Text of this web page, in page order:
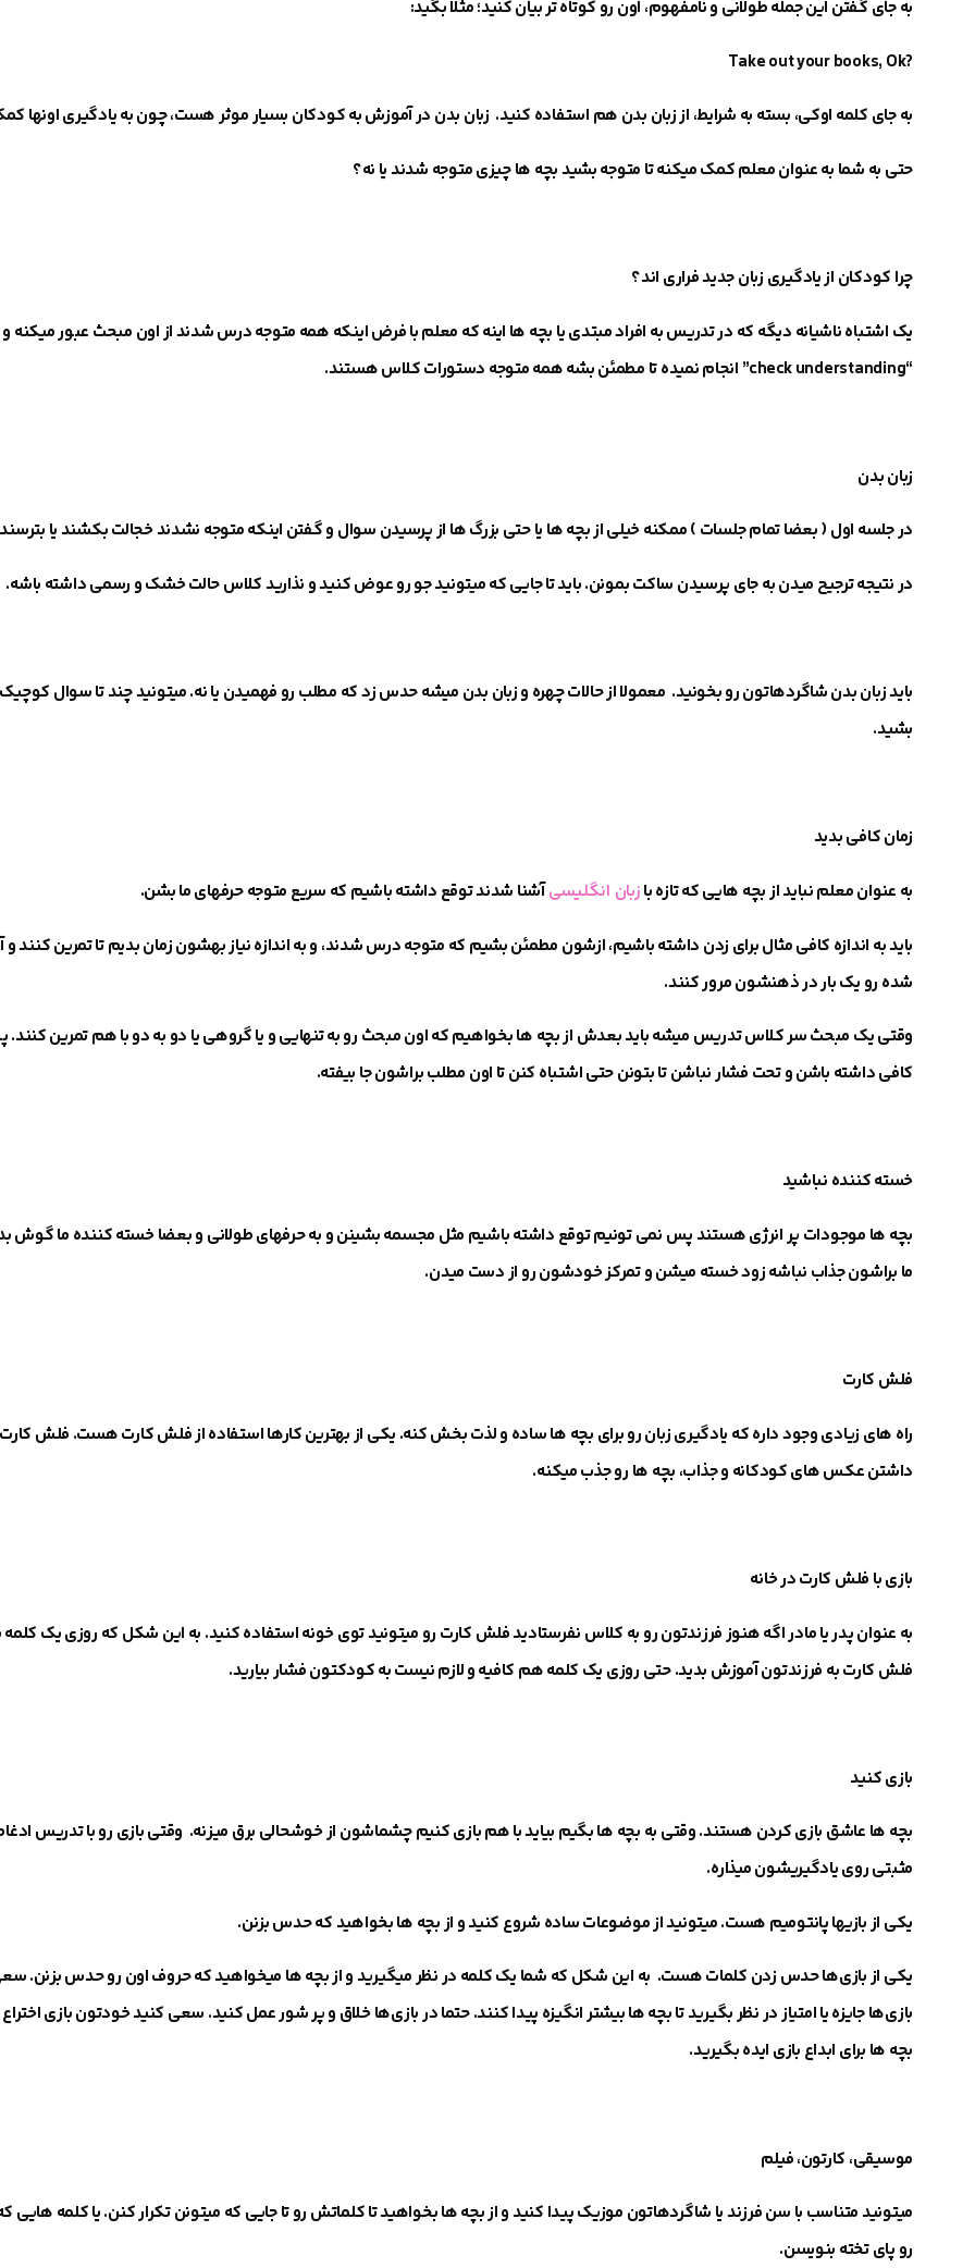
به جای گفتن این جمله طولانی و نامفهوم، اون رو کوتاه تر بیان کنید؛مثلا بگید:
?Take out your books, Ok
به جای کلمه اوکی، بسته به شرایط، اززبان بدن هم استفاده کنید. زبان بدن درآموزش به کودکان بسیار موثر هست، چون به یادگیری اونها
حتی به شما به عنوان معلم کمک میکنه تا متوجه بشید بچه ها چیزی متوجه شدند یا نه؟
چرا کودکان از یادگیری زبان جدید فراری اند؟
یک اشتباه ناشیانه دیگه که در تدریس به افراد مبتدی یا بچه ها اینه که معلم با فرض اینکه همه متوجه درس شدند از اون مبحث عبور میکنه و
“check understanding”
انجام نمیدهتا مطمئن بشه همه متوجه دستورات کلاس هستند.
زبان بدن
در جلسه اول ( بعضا تمام جلسات )ممکنه خیلی از بچه ها یا حتی بزرگ ها از پرسیدن سوال و گفتن اینکه متوجه نشدند خجالت بکشند یا بترسند
در نتیجهترجیح میدن به جای پرسیدن ساکت بمونن. باید تا جایی که میتونید جو رو عوض کنید و نذارید کلاس حالت خشک و رسمی داشته باشه.
باید زبان بدن شاگردهاتون رو بخونید. معمولا از حالات چهره و زبان بدن میشه حدس زد که مطلب رو فهمیدن یا نه. میتونید چند تا سوال
بشید.
زمان کافی بدید
به عنوان معلم نباید از بچه هایی که تازه بازبان انگلیسیآشنا شدند توقع داشته باشیم که سریع متوجه حرفهای ما بشن.
باید به اندازه کافی مثال برای زدن داشته باشیم،ازشون مطمئن بشیم که متوجه درس شدند، و به اندازه نیاز بهشون زمان بدیم تا تمرین کنند
شده رو یک بار در ذهنشون مرور کنند.
وقتی یک مبحث سر کلاس تدریس میشه باید بعدش از بچه ها بخواهیم که اون مبحث روبه تنهایی و یا گروهی یا دو به دو با هم تمرین کنند.
کافی داشته باشن و تحت فشار نباشن تا بتونن حتی اشتباه کننتا اون مطلب براشون جا بیفته.
خسته کننده نباشید
بچه ها موجودات پر انرژی هستند پس نمی تونیم توقع داشته باشیم مثل مجسمه بشینن و به حرفهای طولانی و بعضا خسته کننده ما گوش
ما براشون جذاب نباشه زود خسته میشن و تمرکز خودشون رو از دست میدن.
فلش کارت
راه های زیادی وجود داره که یادگیری زبان رو برای بچه ها ساده و لذت بخش کنه. یکی از بهترین کارها استفاده از فلش کارت هست. فلش
داشتنعکس های کودکانه و جذاب، بچه ها رو جذب میکنه.
بازی با فلش کارت در خانه
به عنوان پدر یا مادر اگه هنوز فرزندتون رو به کلاس نفرستادید فلش کارت رو میتونید توی خونه استفاده کنید. به این شکل که روزی یک کلمه
فلش کارت به فرزندتون آموزش بدید.حتی روزی یک کلمه هم کافیه و لازم نیست به کودکتون فشار بیارید.
بازی کنید
بچه ها عاشق بازی کردن هستند. وقتی به بچه ها بگیم بیاید با هم بازی کنیم چشماشون از خوشحالی برق میزنه. وقتی بازی رو با تدریس
مثبتی روی یادگیریشون میذاره.
یکی از بازیها پانتومیم هست. میتونید از موضوعات ساده شروع کنید و از بچه ها بخواهید که حدس بزنن.
یکی از بازی‌ها حدس زدن کلمات هست. به این شکل که شما یک کلمه در نظر میگیرید و از بچه ها میخواهید که حروف اون رو حدس بزنن.
بازی‌هاجایزه یا امتیازدر نظر بگیرید تا بچه ها بیشتر انگیزه پیدا کنند. حتما در بازی‌ها خلاق و پر شور عمل کنید. سعی کنید خودتون بازی اختراع
بچه ها برای ابداع بازی ایده بگیرید.
موسیقی، کارتون، فیلم
میتونید متناسب با سن فرزند یا شاگردهاتون موزیک پیدا کنید و از بچه ها بخواهید تاکلماتش رو تا جایی که میتونن تکرار کنن.یا کلمه هایی
رو پای تخته بنویسن.